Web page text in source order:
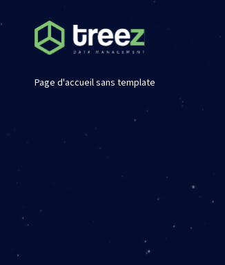
Page d'accueil sans template